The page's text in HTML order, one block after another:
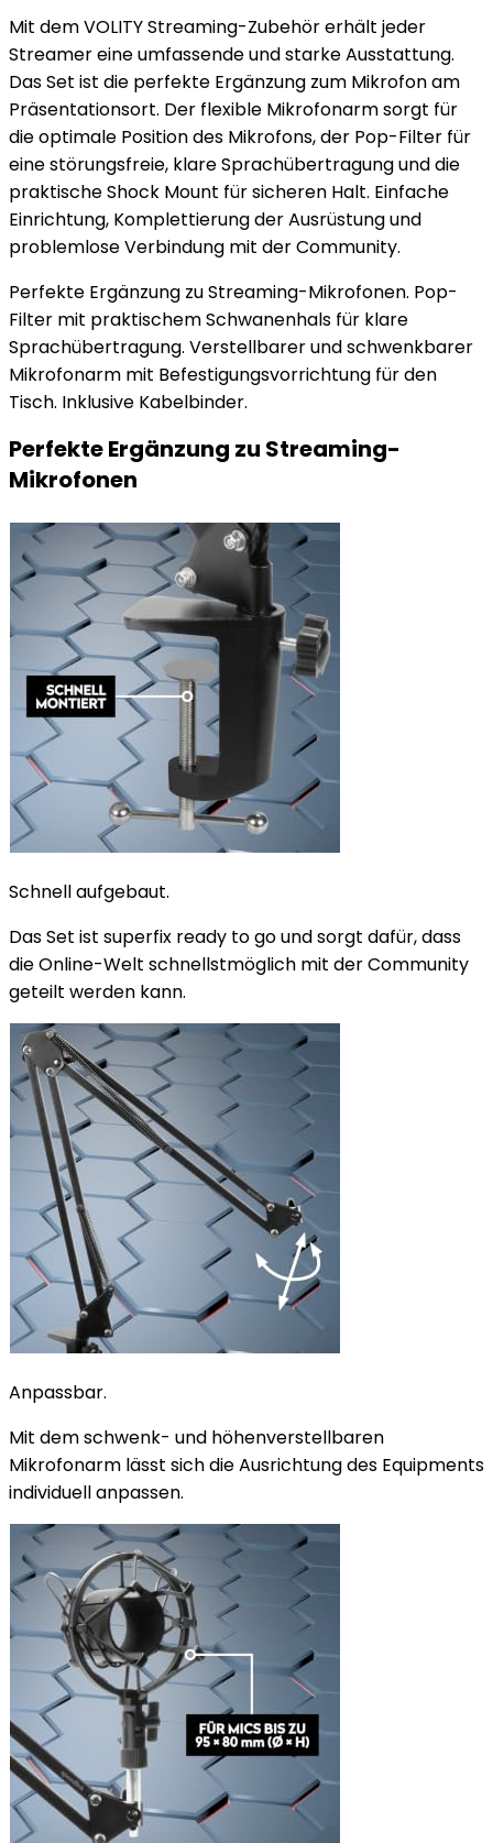
Mit dem VOLITY Streaming-Zubehör erhält jeder
Streamer eine umfassende und starke Ausstattung.
Das Set ist die perfekte Ergänzung zum Mikrofon am
Präsentationsort. Der flexible Mikrofonarm sorgt für
die optimale Position des Mikrofons, der Pop-Filter für
eine störungsfreie, klare Sprachübertragung und die
praktische Shock Mount für sicheren Halt. Einfache
Einrichtung, Komplettierung der Ausrüstung und
problemlose Verbindung mit der Community.
Perfekte Ergänzung zu Streaming-Mikrofonen. Pop-
Filter mit praktischem Schwanenhals für klare
Sprachübertragung. Verstellbarer und schwenkbarer
Mikrofonarm mit Befestigungsvorrichtung für den
Tisch. Inklusive Kabelbinder.
Perfekte Ergänzung zu Streaming-
Mikrofonen
Schnell aufgebaut.
Das Set ist superfix ready to go und sorgt dafür, dass
die Online-Welt schnellstmöglich mit der Community
geteilt werden kann.
Anpassbar.
Mit dem schwenk- und höhenverstellbaren
Mikrofonarm lässt sich die Ausrichtung des Equipments
individuell anpassen.